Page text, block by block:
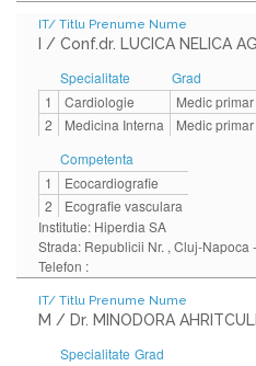
IT/ Titlu Prenume Nume
I / Conf.dr. LUCICA NELICA
Specialitate
Grad
1
Cardiologie
Medic primar
2
Medicina Interna
Medic primar
Competenta
1
Ecocardiografie
2
Ecografie vasculara
Institutie: Hiperdia SA
Strada: Republicii Nr. , Cluj-Napoca
Telefon :
IT/ Titlu Prenume Nume
M / Dr. MINODORA
Specialitate Grad